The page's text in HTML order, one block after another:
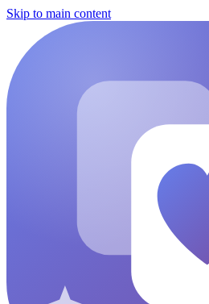
Skip to main content